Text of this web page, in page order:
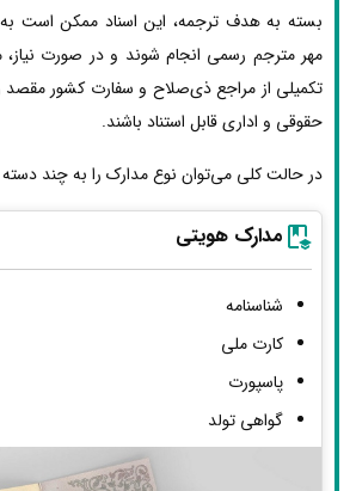
بسته به هدف ترجمه، این اسناد ممکن است
مهر مترجم رسمی انجام شوند و در صورت نیاز،
تکمیلی از مراجع ذی‌صلاح و سفارت کشور مقصد
حقوقی و اداری قابل استناد باشند.
در حالت کلی می‌توان نوع مدارک را به چند
مدارک هویتی
شناسنامه
کارت ملی
پاسپورت
گواهی تولد